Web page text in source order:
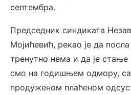
септембра.
Председник синдиката
Мојићевић, рекао је да
тренутно нема и да је
смо на годишњем одмору,
продуженом плаћеном